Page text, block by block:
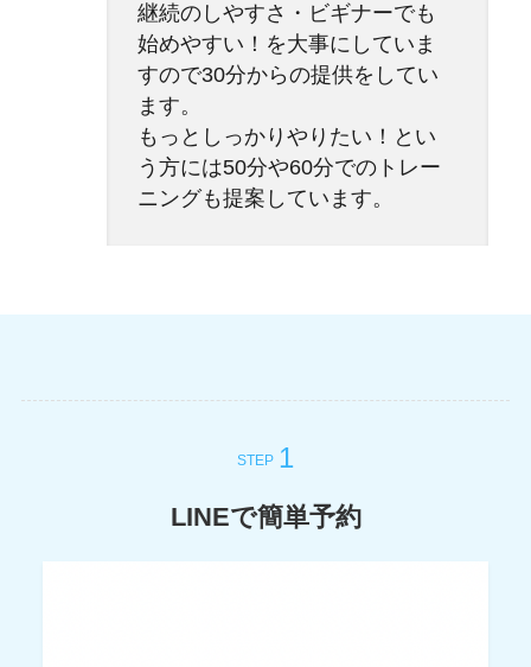
継続のしやすさ・ビギナーでも
始めやすい！を大事にしていま
すので30分からの提供をしてい
ます。
もっとしっかりやりたい！とい
う方には50分や60分でのトレー
ニングも提案しています。
STEP
LINEで簡単予約